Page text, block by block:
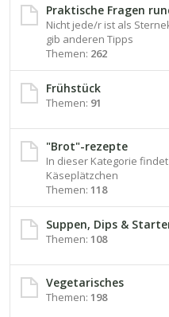
Praktische Fragen
Nicht jede/r ist als
gib anderen Tipps
Themen: 262
Frühstück
Themen: 91
"Brot"-rezepte
In dieser Kategorie
Käseplätzchen
Themen: 118
Suppen, Dips &
Themen: 108
Vegetarisches
Themen: 198